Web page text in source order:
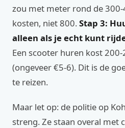
zou met meter rond de
kosten, niet 800.Stap 3:
alleen als je echt kunt
Een scooter huren kost
(ongeveer €5-6). Dit is de
te reizen.
Maar let op: de politie op
streng. Ze staan overal met